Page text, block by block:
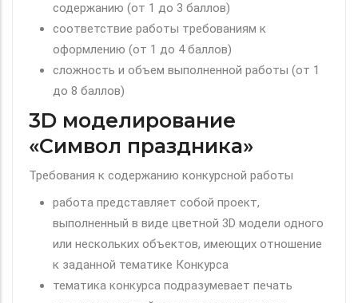
содержанию (от 1 до 3 баллов)
соответствие работы требованиям к
оформлению (от 1 до 4 баллов)
сложность и объем выполненной работы (от 1
до 8 баллов)
3D моделирование
«Символ праздника»
Требования к содержанию конкурсной работы
работа представляет собой проект,
выполненный в виде цветной 3D модели одного
или нескольких объектов, имеющих отношение
к заданной тематике Конкурса
тематика конкурса подразумевает печать